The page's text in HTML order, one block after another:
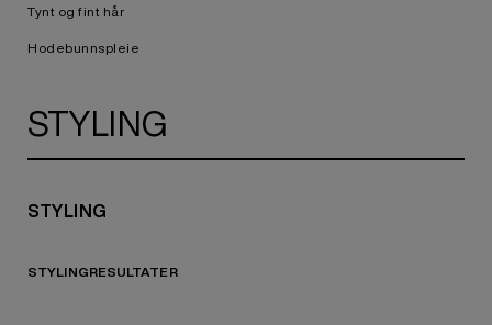
Tynt og fint hår
Hodebunnspleie
STYLING
STYLING
STYLINGRESULTATER